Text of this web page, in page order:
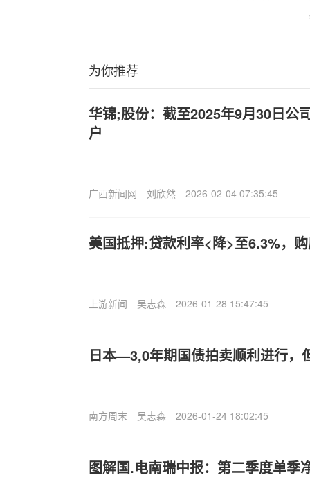
为你推荐
华锦;股份：截至2025年9月30日公
户
广西新闻网 刘欣然 2026-02-04 07:35:45
美国抵押:贷款利率<降>至6.3%，
上游新闻 吴志森 2026-01-28 15:47:45
日本—3,0年期国债拍卖顺利进行，
南方周末 吴志森 2026-01-24 18:02:45
图解国.电南瑞中报：第二季度单季